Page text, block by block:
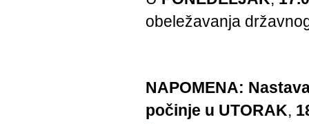
obeležavanja
NAPOMENA:
počinje u UTORAK,